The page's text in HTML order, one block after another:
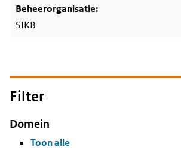
SIKB
Filter
Domein
Toon alle